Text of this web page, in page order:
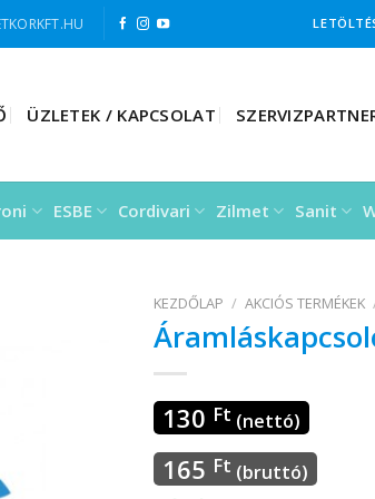
ÜZLETEK / KAPCSOLAT
ESBE Cordivari Zilmet Sanit
KEZDŐLAP / AKCIÓS TERMÉKEK
130 Ft (nettó)
165 Ft (bruttó)